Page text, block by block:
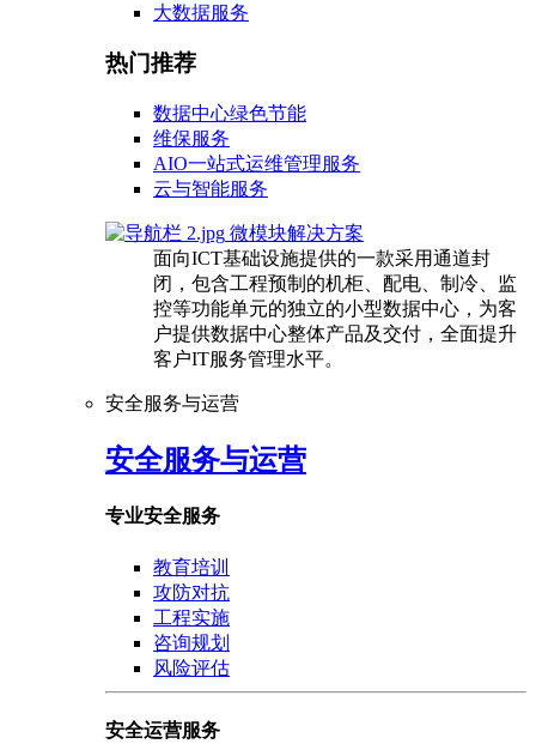
大数据服务
热门推荐
数据中心绿色节能
维保服务
AIO一站式运维管理服务
云与智能服务
微模块解决方案
面向ICT基础设施提供的一款采用通道封
闭，包含工程预制的机柜、配电、制冷、监
控等功能单元的独立的小型数据中心，为客
户提供数据中心整体产品及交付，全面提升
客户IT服务管理水平。
安全服务与运营
安全服务与运营
专业安全服务
教育培训
攻防对抗
工程实施
咨询规划
风险评估
安全运营服务